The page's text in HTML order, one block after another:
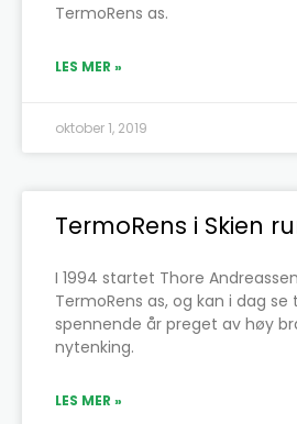
TermoRens as.
LES MER »
oktober 1, 2019
TermoRens i Skien
I 1994 startet Thore
TermoRens as, og kan i dag se
spennende år preget av høy
nytenking.
LES MER »